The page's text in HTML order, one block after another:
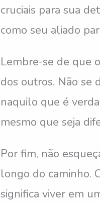
cruciais para sua
como seu aliado
Lembre-se de que
dos outros. Não se
naquilo que é
mesmo que seja
Por fim, não
longo do caminho.
significa viver em